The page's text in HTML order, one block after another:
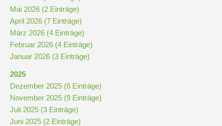
und
10
Hauptschulbildungsgang
Wahlpflichtunterricht
ab
Kl.
7
Mai 2026 (2 Einträge)
April 2026 (7 Einträge)
März 2026 (4 Einträge)
Februar 2026 (4 Einträge)
Januar 2026 (3 Einträge)
2025
Dezember 2025 (6 Einträge)
November 2025 (9 Einträge)
Juli 2025 (3 Einträge)
Juni 2025 (2 Einträge)